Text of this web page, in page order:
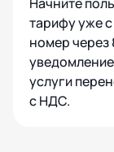
тарифу уже
номер через
услуги
с НДС.